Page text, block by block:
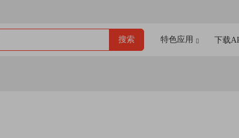
搜索 特色应用 下载